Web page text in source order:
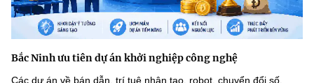
Bắc Ninh ưu tiên dự án khởi nghiệp công nghệ
Các dự án về bán dẫn, trí tuệ nhân tạo, robot, chuyển đổi số,